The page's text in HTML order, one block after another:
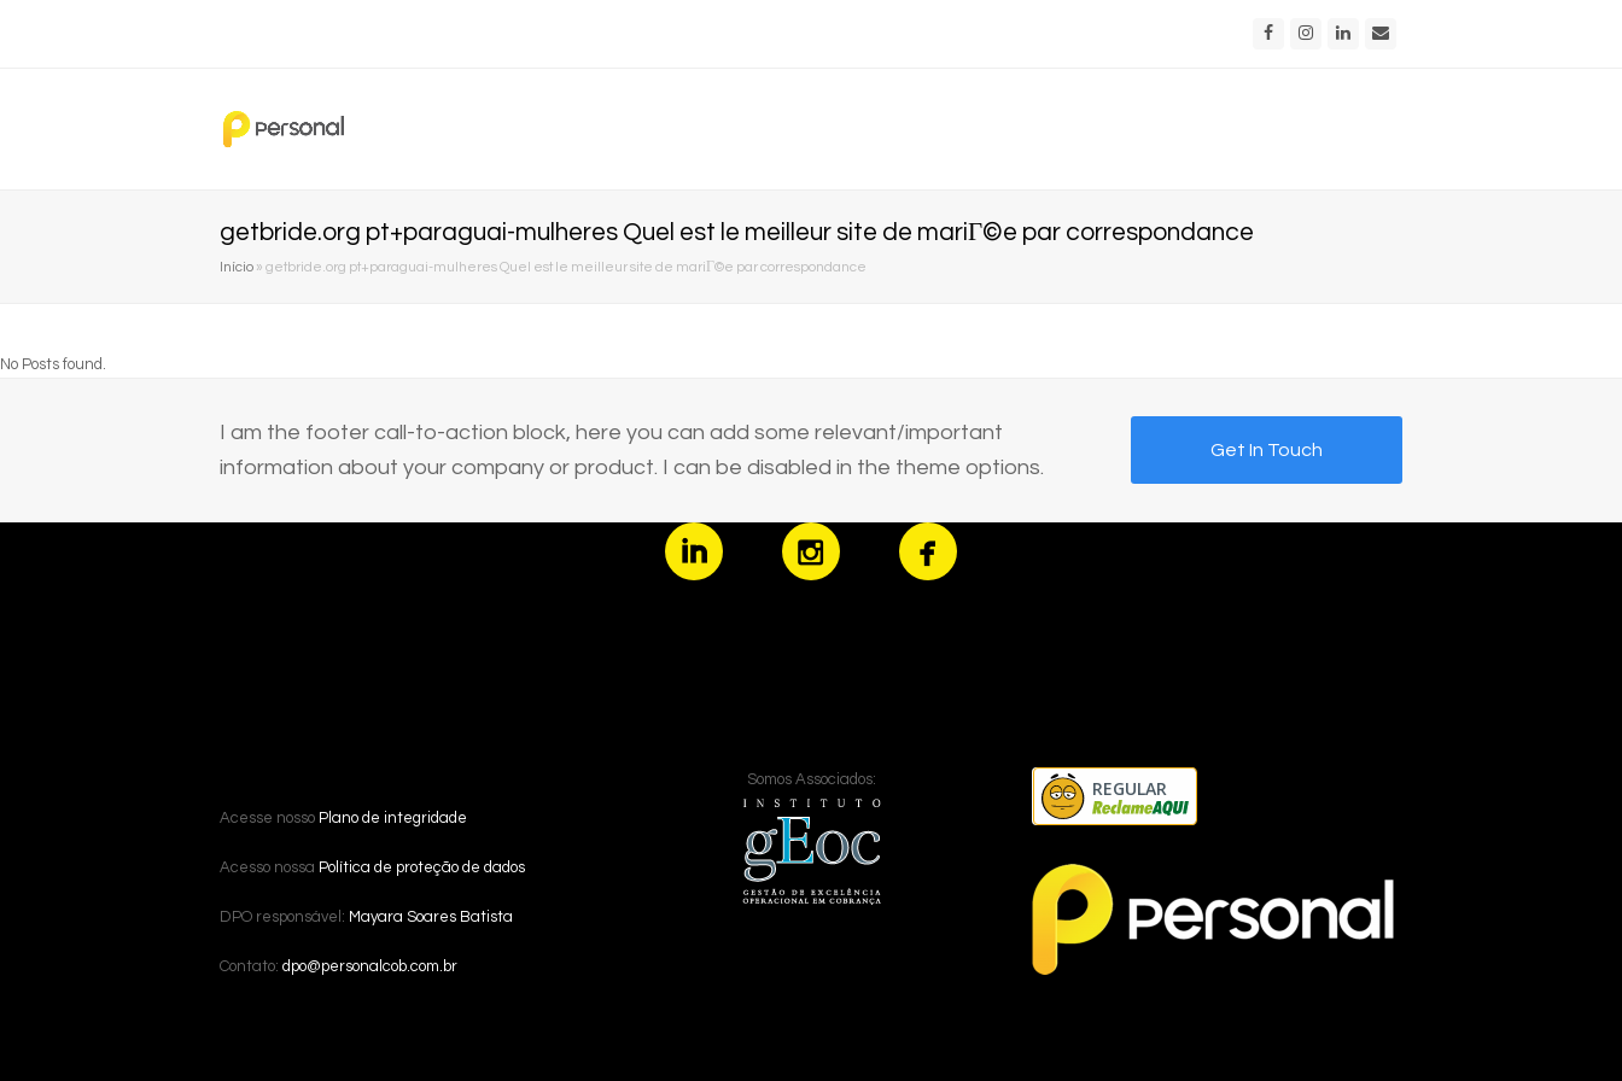
FacebookInstagram
LinkedIn
getbride.org pt+paraguai-mulheres Quel est le meilleur site de mariГ©e par correspondance
Início » getbride.org pt+paraguai-mulheres Quel est le meilleur site de mariГ©e par correspondance
No Posts found.
I am the footer call-to-action block, here you can add some relevant/important
information about your company or product. I can be disabled in the theme options.
Get In Touch
Acesse nosso Plano de integridade
Acesso nossa Política de proteção de dados
DPO responsável: Mayara Soares Batista
Contato: dpo@personalcob.com.br
Somos Associados: REGULAR